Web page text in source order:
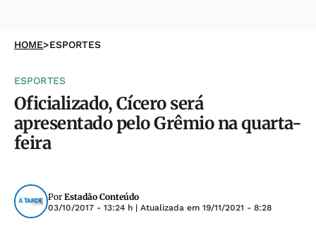
HOME>ESPORTES
ESPORTES
Oficializado, Cícero será
apresentado pelo Grêmio na quarta-
feira
Por Estadão Conteúdo
03/10/2017 - 13:24 h | Atualizada em 19/11/2021 - 8:28